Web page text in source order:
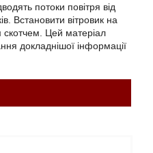
потоки повітря від
Встановити вітровик на
скотчем. Цей матеріал
докладнішої інформації